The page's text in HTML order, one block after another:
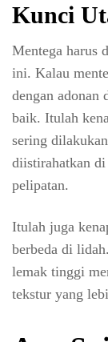
Kunci
Mentega harus
ini. Kalau
dengan adonan
baik. Itulah
sering
diistirahatkan
pelipatan.
Itulah juga
berbeda di
lemak tinggi
tekstur yang